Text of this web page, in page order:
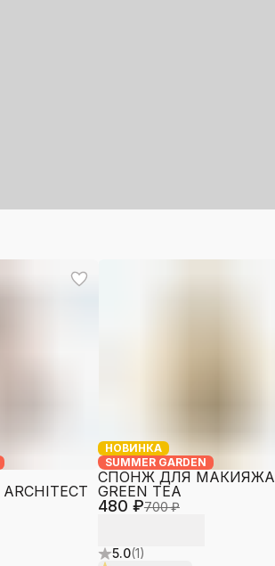
НОВИНКА
SUMMER GARDEN
5.0(1)
480 ₽700 ₽
СПОНЖ ДЛЯ МАКИЯЖА
GREEN TEA